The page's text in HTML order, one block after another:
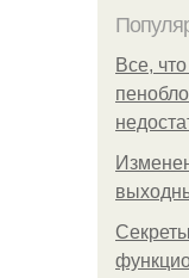
Все,